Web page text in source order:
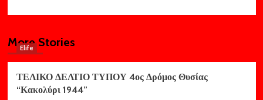
More Stories
Elife
ΤΕΛΙΚΟ ΔΕΛΤΙΟ ΤΥΠΟΥ 4ος Δρόμος Θυσίας
“Κακολύρι 1944”